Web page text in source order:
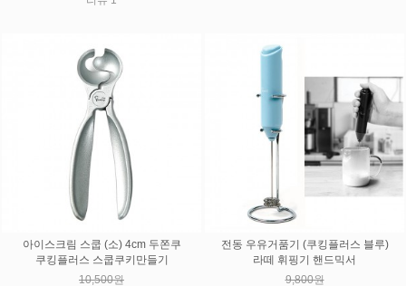
아이스크림 스쿱 (소) 4cm 두쫀쿠
쿠킹플러스 스쿱쿠키만들기
10,500원
전동 우유거품기 (쿠킹플러스 블루)
라떼 휘핑기 핸드믹서
9,800원